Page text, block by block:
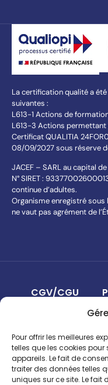
Pour offrir les meilleures
telles que les cookies
appareils. Le fait de
traiter des données telles
uniques sur ce site. Le fait
La certification qualité a
suivantes :
L613-1 Actions de
L613-3 Actions permettant
Certificat QUALITIA
08/09/2027 sous réserve
JACEF – SARL au capital
N° SIRET :
continue d’adultes.
Organisme enregistré
ne vaut pas agrément de
CGV/CGU
© 2023 CABINET